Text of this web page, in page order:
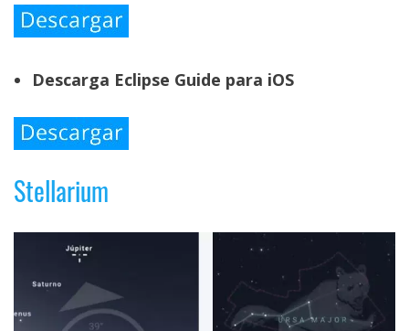
Descarga Eclipse Guide para iOS
Stellarium